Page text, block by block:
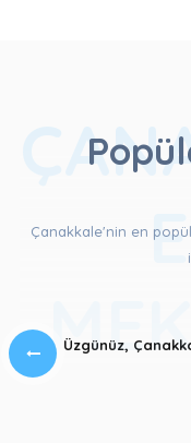
Çanakkale'nin en
Üzgünüz,